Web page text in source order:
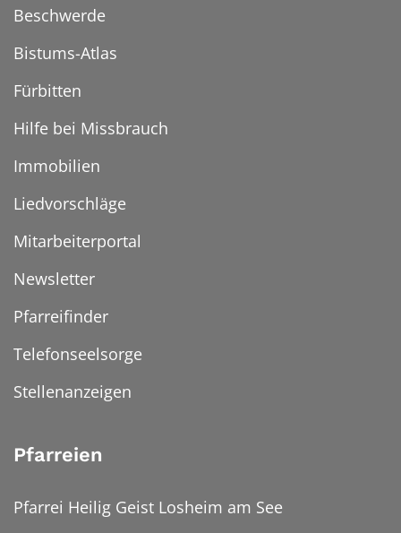
Beschwerde
Bistums-Atlas
Fürbitten
Hilfe bei Missbrauch
Immobilien
Liedvorschläge
Mitarbeiterportal
Newsletter
Pfarreifinder
Telefonseelsorge
Stellenanzeigen
Pfarreien
Pfarrei Heilig Geist Losheim am See